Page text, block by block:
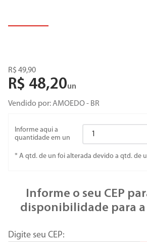
R$ 49,90
R$ 48,20un
Vendido por:AMOEDO - BR
Informe aqui a
quantidade em un
* A qtd. de un foi alterada devido a qtd. de
Informe o seu CEP
disponibilidade para a
Digite seu CEP: